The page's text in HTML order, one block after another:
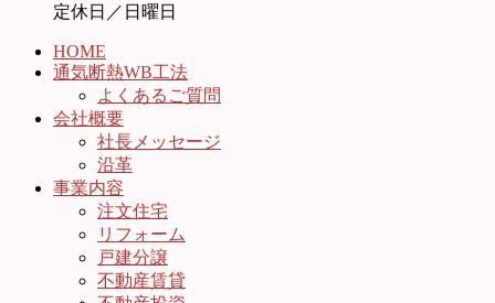
定休日／日曜日
HOME
通気断熱WB工法
よくあるご質問
会社概要
社長メッセージ
沿革
事業内容
注文住宅
リフォーム
戸建分譲
不動産賃貸